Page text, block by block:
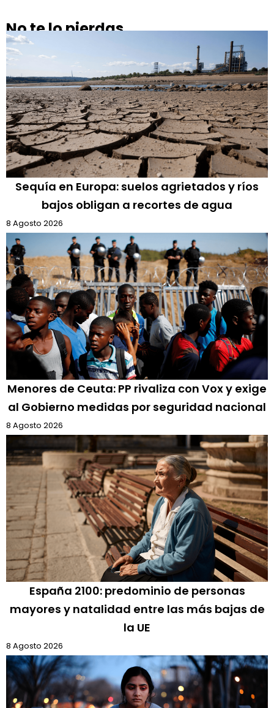
No te lo pierdas
Sequía en Europa: suelos agrietados y ríos
bajos obligan a recortes de agua
8 Agosto 2026
Menores de Ceuta: PP rivaliza con Vox y exige
al Gobierno medidas por seguridad nacional
8 Agosto 2026
España 2100: predominio de personas
mayores y natalidad entre las más bajas de
la UE
8 Agosto 2026